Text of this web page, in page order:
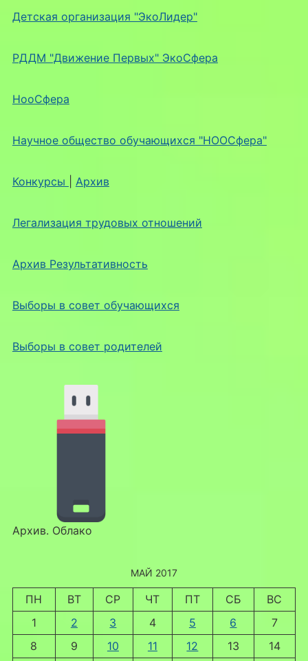
Детская организация "ЭкоЛидер"
РДДМ "Движение Первых" ЭкоСфера
НооСфера
Научное общество обучающихся "НООСфера"
Конкурсы Архив
Легализация трудовых отношений
Архив Результативность
Выборы в совет обучающихся
Выборы в совет родителей
Архив. Облако
МАЙ 2017
ПН ВТ СР ЧТ ПТ СБ
ВС
1
2 3 4 5 6
7
8
9 10 11 12 13 14